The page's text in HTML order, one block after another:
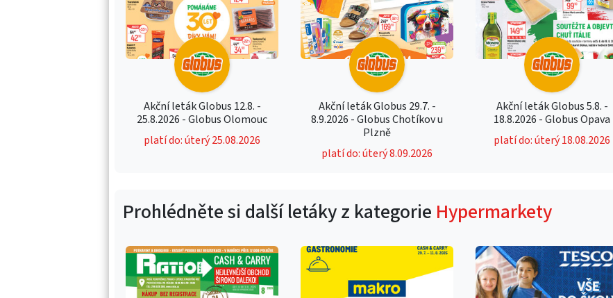
Akční leták Globus 12.8. -
25.8.2026 - Globus Olomouc
platí do: úterý 25.08.2026
Akční leták Globus 29.7. -
8.9.2026 - Globus Chotíkov u
Plzně
platí do: úterý 8.09.2026
Akční leták Globus 5.8. -
18.8.2026 - Globus Opava
platí do: úterý 18.08.2026
Prohlédněte si další letáky z kategorie Hypermarkety